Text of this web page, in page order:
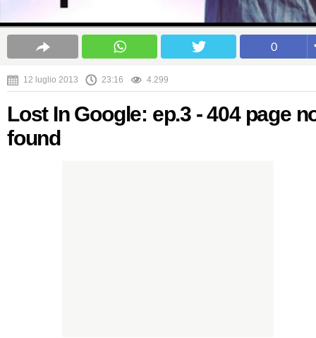
0
12 luglio 2013 23:16 4.299
Lost In Google: ep.3 - 404 page
found